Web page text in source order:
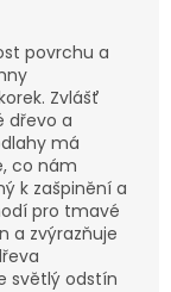
povrchu a
Zvlášť
dřevo a
má
co nám
k zašpinění a
pro tmavé
a zvýrazňuje
světlý odstín